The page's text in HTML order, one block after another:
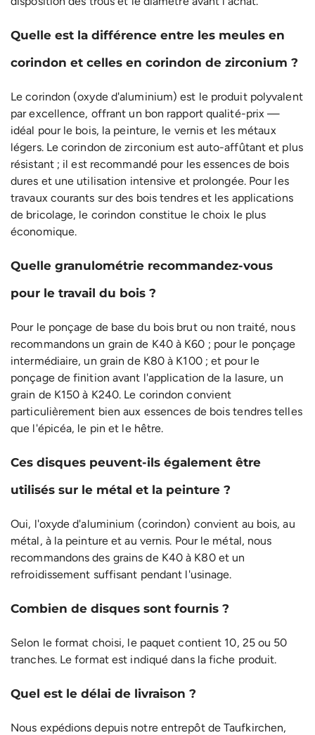
Quelle est la différence entre les meules en
corindon et celles en corindon de zirconium ?
Le corindon (oxyde d'aluminium) est le produit polyvalent
par excellence, offrant un bon rapport qualité-prix —
idéal pour le bois, la peinture, le vernis et les métaux
légers. Le corindon de zirconium est auto-affûtant et plus
résistant ; il est recommandé pour les essences de bois
dures et une utilisation intensive et prolongée. Pour les
travaux courants sur des bois tendres et les applications
de bricolage, le corindon constitue le choix le plus
économique.
Quelle granulométrie recommandez-vous
pour le travail du bois ?
Pour le ponçage de base du bois brut ou non traité, nous
recommandons un grain de K40 à K60 ; pour le ponçage
intermédiaire, un grain de K80 à K100 ; et pour le
ponçage de finition avant l'application de la lasure, un
grain de K150 à K240. Le corindon convient
particulièrement bien aux essences de bois tendres telles
que l'épicéa, le pin et le hêtre.
Ces disques peuvent-ils également être
utilisés sur le métal et la peinture ?
Oui, l'oxyde d'aluminium (corindon) convient au bois, au
métal, à la peinture et au vernis. Pour le métal, nous
recommandons des grains de K40 à K80 et un
refroidissement suffisant pendant l'usinage.
Combien de disques sont fournis ?
Selon le format choisi, le paquet contient 10, 25 ou 50
tranches. Le format est indiqué dans la fiche produit.
Quel est le délai de livraison ?
Nous expédions depuis notre entrepôt de Taufkirchen,